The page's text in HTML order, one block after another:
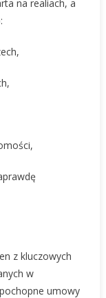
na realiach, a
z kluczowych
w
umowy